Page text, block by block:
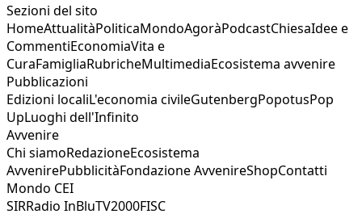
Sezioni del sito
HomeAttualitàPoliticaMondoAgoràPodcastChiesaIdee e
CommentiEconomiaVita e
CuraFamigliaRubricheMultimediaEcosistema avvenire
Pubblicazioni
Edizioni localiL'economia civileGutenbergPopotusPop
UpLuoghi dell'Infinito
Avvenire
Chi siamoRedazioneEcosistema
AvvenirePubblicitàFondazione AvvenireShopContatti
Mondo CEI
SIRRadio InBluTV2000FISC